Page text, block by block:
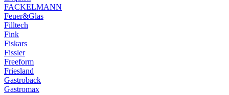
FACKELMANN
Feuer&Glas
Filltech
Fink
Fiskars
Fissler
Freeform
Friesland
Gastroback
Gastromax